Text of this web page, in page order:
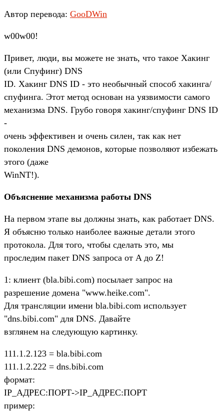
Автор перевода: GooDWin
w00w00!
Привет, люди, вы можете не знать, что такое Хакинг
(или Спуфинг) DNS
ID. Хакинг DNS ID - это необычный способ хакинга/
спуфинга. Этот метод основан на уязвимости самого
механизма DNS. Грубо говоря хакинг/спуфинг DNS ID
-
очень эффективен и очень силен, так как нет
поколения DNS демонов, которые позволяют избежать
этого (даже
WinNT!).
Объяснение механизма работы DNS
На первом этапе вы должны знать, как работает DNS.
Я объясню только наиболее важные детали этого
протокола. Для того, чтобы сделать это, мы
проследим пакет DNS запроса от A до Z!
1: клиент (bla.bibi.com) посылает запрос на
разрешение домена "www.heike.com".
Для трансляции имени bla.bibi.com использует
"dns.bibi.com" для DNS. Давайте
взглянем на следующую картинку.
111.1.2.123 = bla.bibi.com
111.1.2.222 = dns.bibi.com
формат:
IP_АДРЕС:ПОРТ->IP_АДРЕС:ПОРТ
пример: